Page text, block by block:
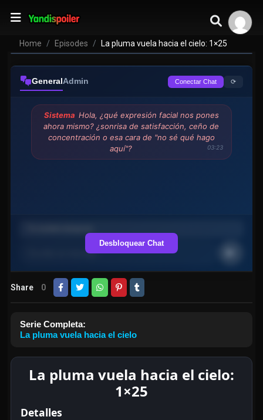
Home Episodes La pluma vuela hacia el cielo: 1×25
GeneralAdmin Conectar Chat ⟳
Sistema Hola, ¿qué expresión facial nos pones
ahora mismo? ¿sonrisa de satisfacción, ceño de
concentración o esa cara de "no sé qué hago
aquí"?
03:23
Desbloquear Chat
Share 0
Serie Completa:
La pluma vuela hacia el cielo
La pluma vuela hacia el cielo:
1×25
Detalles